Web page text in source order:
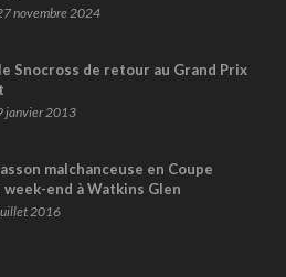
novembre 2024
Snocross de retour au Grand Prix
janvier 2013
malchanceuse en Coupe
week-end à Watkins Glen
2016